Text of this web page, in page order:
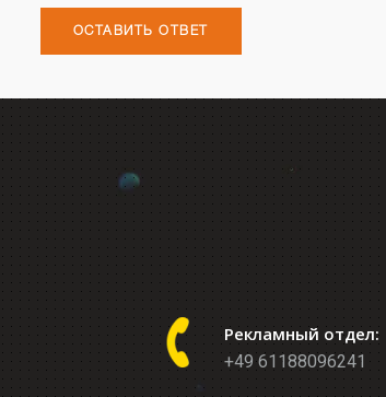
Рекламный отдел:
+49 61188096241